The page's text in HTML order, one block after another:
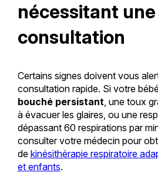
nécessitant une
consultation
Certains signes doivent vous
consultation rapide. Si votre
bouché persistant , une toux
à évacuer les glaires, ou une
dépassant 60 respirations par
consulter votre médecin pour
de kinésithérapie respiratoire
et enfants.